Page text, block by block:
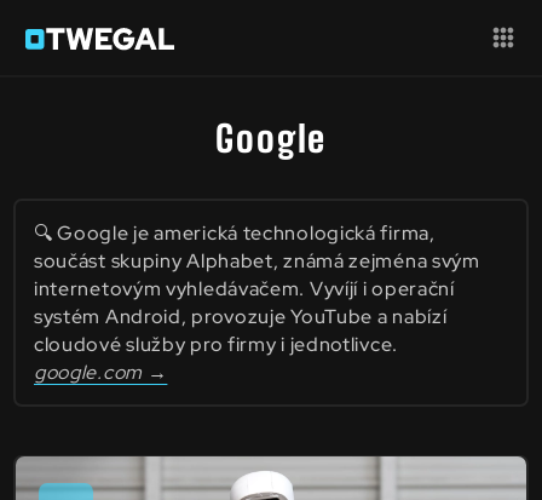
Google
🔍 Google je americká technologická firma,
součást skupiny Alphabet, známá zejména svým
internetovým vyhledávačem. Vyvíjí i operační
systém Android, provozuje YouTube a nabízí
cloudové služby pro firmy i jednotlivce.
google.com →